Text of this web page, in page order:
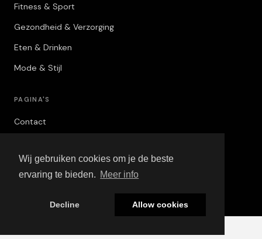
Wij gebruiken cookies om je de beste
ervaring te bieden. Meer info
Decline Allow cookies
Fitness & Sport
Gezondheid & Verzorging
Eten & Drinken
Mode & Stijl
PAGINA'S
Contact
Algemene Voorwaarden
Adverteren